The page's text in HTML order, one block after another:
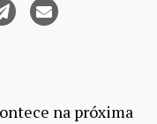
na próxima